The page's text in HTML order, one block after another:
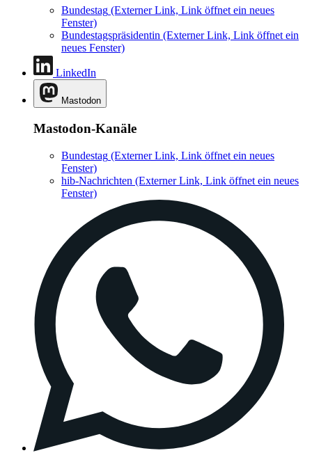
Bundestag (Externer Link, Link öffnet ein neues
Fenster)
Bundestagspräsidentin (Externer Link, Link öffnet ein
neues Fenster)
LinkedIn
Mastodon
Mastodon-Kanäle
Bundestag (Externer Link, Link öffnet ein neues
Fenster)
hib-Nachrichten (Externer Link, Link öffnet ein neues
Fenster)